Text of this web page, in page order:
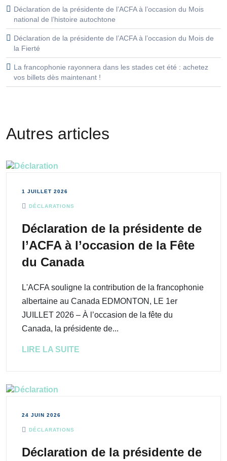
Déclaration de la présidente de l’ACFA à l’occasion du Mois
national de l’histoire autochtone
Déclaration de la présidente de l’ACFA à l’occasion du Mois de
la Fierté
La francophonie rayonnera dans les stades cet été : achetez
vos billets dès maintenant !
Autres articles
1 JUILLET 2026
DÉCLARATIONS
Déclaration de la présidente de
l’ACFA à l’occasion de la Fête
du Canada
L'ACFA souligne la contribution de la francophonie
albertaine au Canada EDMONTON, LE 1er
JUILLET 2026 – À l’occasion de la fête du
Canada, la présidente de...
LIRE LA SUITE
24 JUIN 2026
DÉCLARATIONS
Déclaration de la présidente de